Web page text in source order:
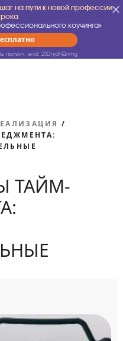
на пути к новой профессии
коучинга»
призм». erid: 2SDnjdhQnmg
/
ТАЙМ-